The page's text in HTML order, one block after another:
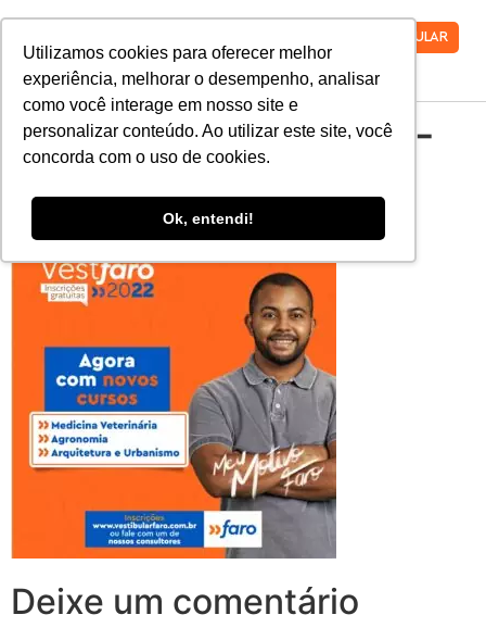
Utilizamos cookies para oferecer melhor
experiência, melhorar o desempenho, analisar
como você interage em nosso site e
personalizar conteúdo. Ao utilizar este site, você
concorda com o uso de cookies.
Ok, entendi!
VESTIBULAR
Cursos-1080×1080-
1-1
Deixe um comentário